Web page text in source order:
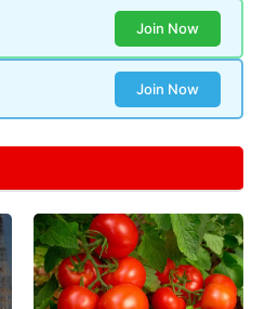
Join Now
Join Now